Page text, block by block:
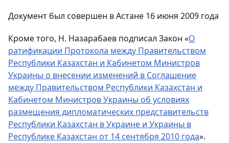
Документ был совершен в Астане 16 июня 2009 года
Кроме того, Н. Назарабаев подписал Закон «О
ратификации Протокола между Правительством
Республики Казахстан и Кабинетом Министров
Украины о внесении изменений в Соглашение
между Правительством Республики Казахстан и
Кабинетом Министров Украины об условиях
размещения дипломатических представительств
Республики Казахстан в Украине и Украины в
Республике Казахстан от 14 сентября 2010 года».